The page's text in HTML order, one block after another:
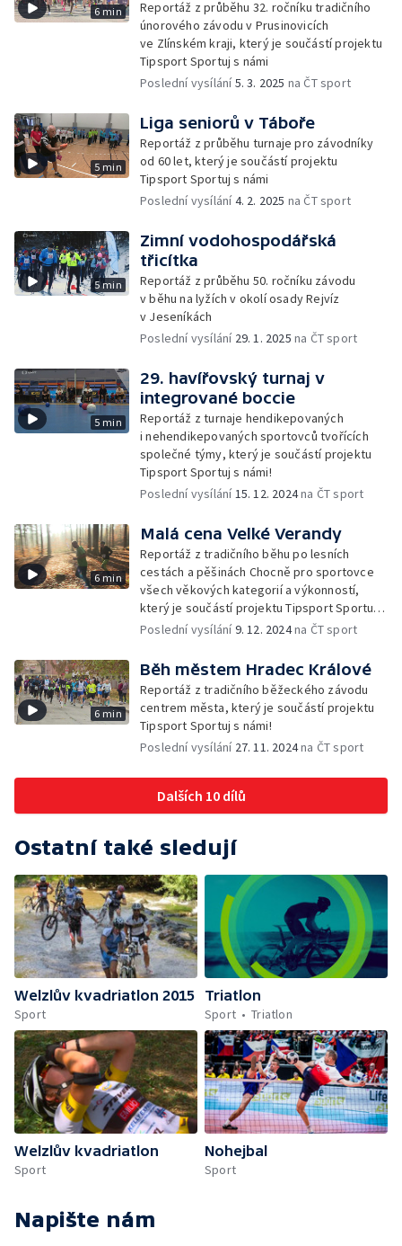
6 min
Reportáž z průběhu 32. ročníku tradičního
únorového závodu v Prusinovicích
ve Zlínském kraji, který je součástí projektu
Tipsport Sportuj s námi
Poslední vysílání5. 3. 2025 na ČT sport
5 min
Liga seniorů v Táboře
Reportáž z průběhu turnaje pro závodníky
od 60 let, který je součástí projektu
Tipsport Sportuj s námi
Poslední vysílání4. 2. 2025 na ČT sport
5 min
Zimní vodohospodářská
třicítka
Reportáž z průběhu 50. ročníku závodu
v běhu na lyžích v okolí osady Rejvíz
v Jeseníkách
Poslední vysílání 29. 1. 2025 na ČT sport
5 min
29. havířovský turnaj v
integrované boccie
Reportáž z turnaje hendikepovaných
i nehendikepovaných sportovců tvořících
společné týmy, který je součástí projektu
Tipsport Sportuj s námi!
Poslední vysílání15. 12. 2024na ČT sport
6 min
Malá cena Velké Verandy
Reportáž z tradičního běhu po lesních
cestách a pěšinách Chocně pro sportovce
všech věkových kategorií a výkonností,
který je součástí projektu Tipsport Sportuj
s námi!
Poslední vysílání9. 12. 2024na ČT sport
6 min
Běh městem Hradec Králové
Reportáž z tradičního běžeckého závodu
centrem města, který je součástí projektu
Tipsport Sportuj s námi!
Poslední vysílání 27. 11. 2024na ČT sport
Dalších 10 dílů
Ostatní také sledují
Welzlův kvadriatlon 2015
Sport
Triatlon
Sport
Triatlon
Welzlův kvadriatlon
Sport
Nohejbal
Sport
Napište nám